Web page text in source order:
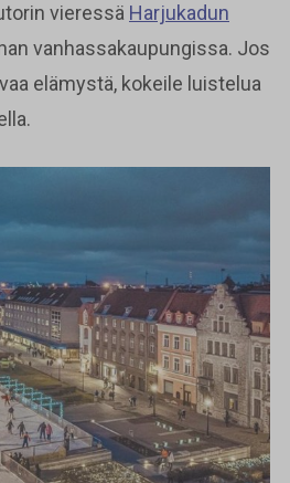
vieressä Harjukadun
vanhassakaupungissa. Jos
elämystä, kokeile luistelua